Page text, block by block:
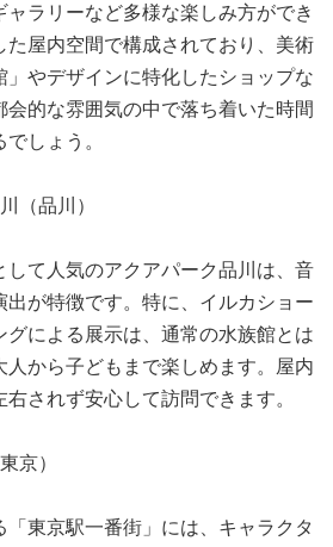
ャラリーなど多様な楽しみ方ができ
た屋内空間で構成されており、美術
」やデザインに特化したショップな
会的な雰囲気の中で落ち着いた時間
しょう。
（品川）
して人気のアクアパーク品川は、音
出が特徴です。特に、イルカショー
グによる展示は、通常の水族館とは
人から子どもまで楽しめます。屋内
されず安心して訪問できます。
京）
東京駅一番街」には、キャラクタ